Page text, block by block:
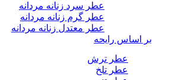
عطر سرد زنانه مردانه
عطر گرم زنانه مردانه
عطر معتدل زنانه مردانه
بر اساس رایحه
عطر ترش
عطر تلخ